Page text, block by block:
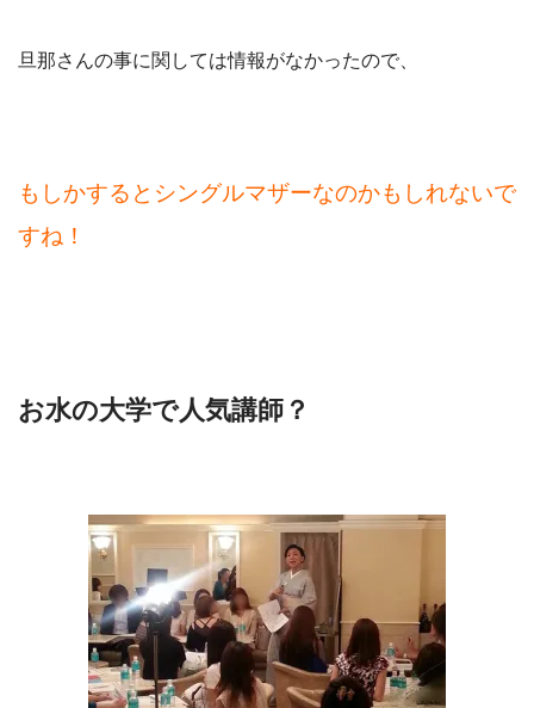
旦那さんの事に関しては情報がなかったので、
もしかするとシングルマザーなのかもしれないで
すね！
お水の大学で人気講師？